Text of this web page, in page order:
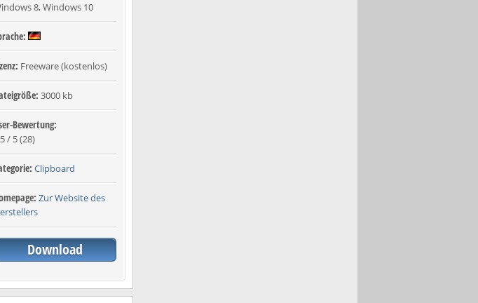
8, Windows 10
Freeware (kostenlos)
3000 kb
Bewertung:
/ 5(28)
Clipboard
Zur Website des
Download